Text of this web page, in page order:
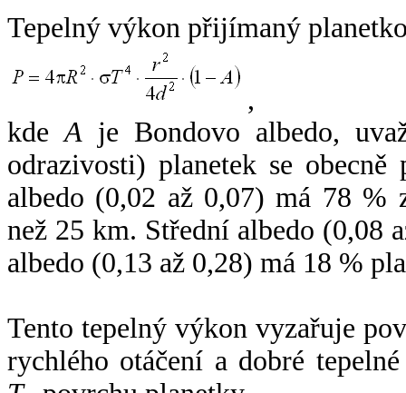
Tepelný výkon přijímaný
,
kdeA je Bondovo albedo,
odrazivosti) planetek se
albedo (0,02 až 0,07) má 78 %
než 25 km. Střední albedo (0,08
albedo (0,13 až 0,28) má 18 %
Tento tepelný výkon vyzařuje
rychlého otáčení a dobré